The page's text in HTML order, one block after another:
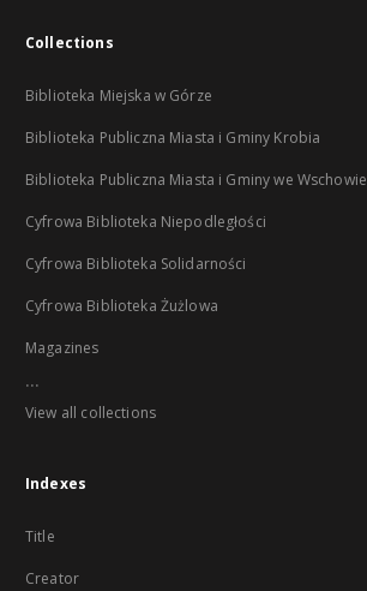
Collections
Biblioteka Miejska w Górze
Biblioteka Publiczna Miasta i Gminy Krobia
Biblioteka Publiczna Miasta i Gminy we Wschowie
Cyfrowa Biblioteka Niepodległości
Cyfrowa Biblioteka Solidarności
Cyfrowa Biblioteka Żużlowa
Magazines
...
View all collections
Indexes
Title
Creator